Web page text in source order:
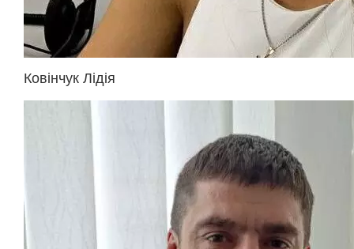
Ковінчук Лідія